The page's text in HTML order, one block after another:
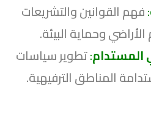
:فهم القوانين والتشريعات
وحماية البيئة.
المستدام:تطوير سياسات
المناطق الترفيهية.